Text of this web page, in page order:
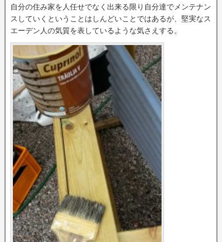
自分の住み家を人任せでなく出来る限り自分達でメンテナン
スしていくということはしんどいことではあるが、堅実なス
エーデン人の気質を表しているような気さえする。